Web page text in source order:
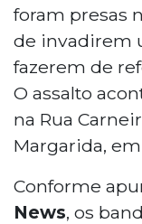
foram presas
de invadirem
fazerem de
O assalto
na Rua
Margarida,
Conforme
News, os